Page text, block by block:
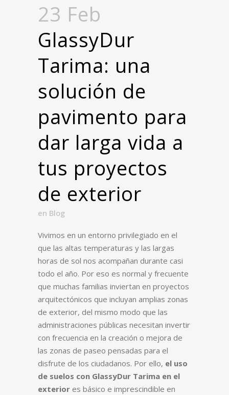
23 Feb
GlassyDur
Tarima: una
solución de
pavimento para
dar larga vida a
tus proyectos
de exterior
en Blog
Vivimos en un entorno privilegiado en el
que las altas temperaturas y las largas
horas de sol nos acompañan durante casi
todo el año. Por eso es normal y frecuente
que muchas familias inviertan en proyectos
arquitectónicos que incluyan amplias zonas
de exterior, del mismo modo que las
administraciones públicas necesitan invertir
con frecuencia en la creación o mejora de
las zonas de paseo pensadas para el
disfrute de los ciudadanos. Por ello, el uso
de suelos con GlassyDur Tarima en el
exterior es básico e imprescindible en